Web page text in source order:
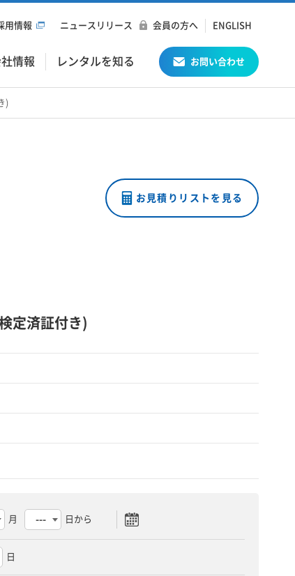
情報 レンタルを知る お問い合わせ
用情報 ニュースリリース 会員の方へ ENGLISH
)
お見積りリストを見る
定済証付き)
月 日から
日